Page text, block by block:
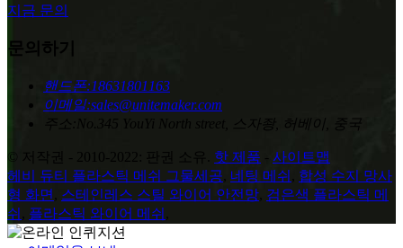
지금 문의
문의하기
핸드폰:18631801163
이메일:sales@unitemaker.com
No.345 YouYi North street, 스자좡, 허베이, 중국
© 저작권 - 2010-2022: 판권 소유. 핫 제품 - 사이트맵
헤비 듀티 플라스틱 메쉬 그물세공 네팅 메쉬
합성 수지 망사
형 화면
스테인레스 스틸 와이어 안전망 검은색 플라스틱 메
쉬
플라스틱 와이어 메쉬